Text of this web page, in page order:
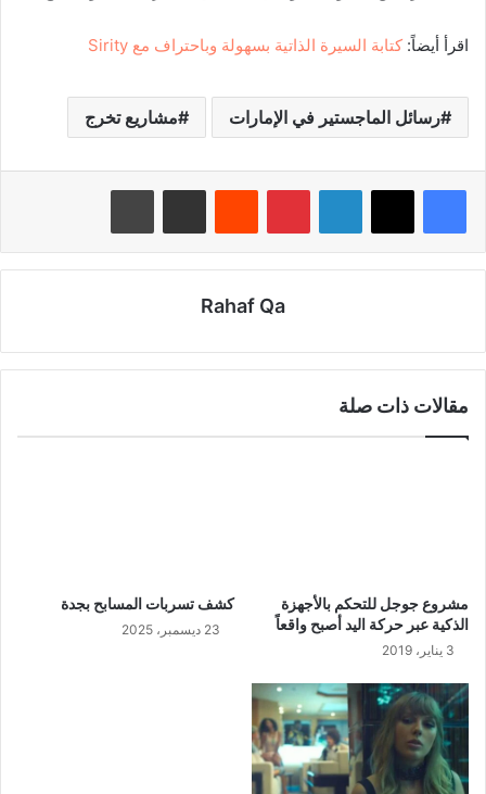
اقرأ أيضاً: كتابة السيرة الذاتية بسهولة وباحتراف مع Sirity
رسائل الماجستير في الإمارات مشاريع تخرج
لينكدإن بينتيريست مشاركة عبر البريد طباعة
Rahaf Qa
مقالات ذات صلة
مشروع جوجل للتحكم بالأجهزة
الذكية عبر حركة اليد أصبح واقعاً
3 يناير، 2019
كشف تسربات المسابح بجدة
23 ديسمبر، 2025